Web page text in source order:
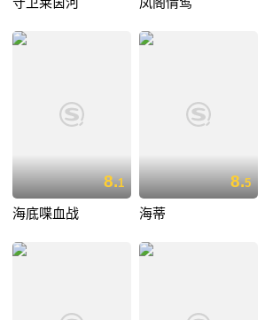
8.1
海底喋血战
8.5
海蒂